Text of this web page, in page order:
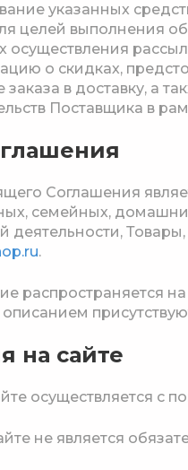
указанных
целей выполнения
осуществления
о скидках,
заказа в доставку, а
Поставщика в
Соглашения
семейных,
деятельности,
.
распространяется
на сайте
осуществляется с
не является